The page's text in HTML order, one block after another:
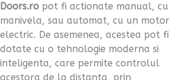
Doors.ro pot fi actionate manual, cu
manivela, sau automat, cu un motor
electric. De asemenea, acestea pot fi
dotate cu o tehnologie moderna si
inteligenta, care permite controlul
acestora de la distanta, prin